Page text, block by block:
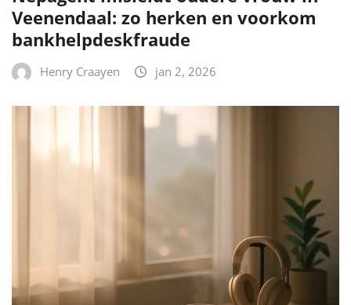
Veenendaal: zo herken en voorkom
bankhelpdeskfraude
Henry Craayen jan 2, 2026